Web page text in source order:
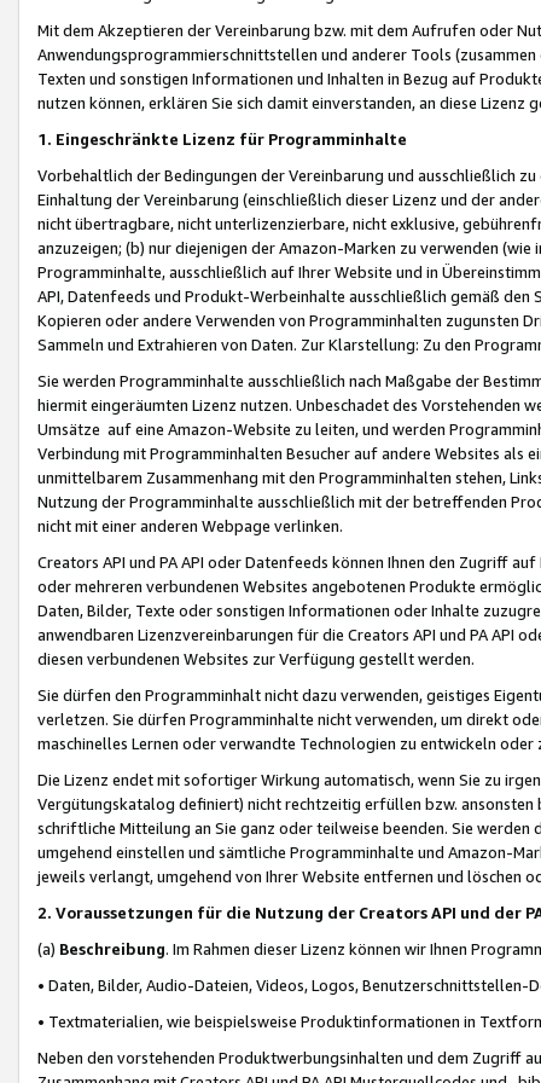
Mit dem Akzeptieren der Vereinbarung bzw. mit dem Aufrufen oder
Anwendungsprogrammierschnittstellen und anderer Tools (zusammen
Texten und sonstigen Informationen und Inhalten in Bezug auf
nutzen können, erklären Sie sich damit einverstanden, an diese Lizenz
1. Eingeschränkte Lizenz für Programminhalte
Vorbehaltlich der Bedingungen der Vereinbarung und ausschließlich
Einhaltung der Vereinbarung (einschließlich dieser Lizenz und der
nicht übertragbare, nicht unterlizenzierbare, nicht exklusive,
anzuzeigen; (b) nur diejenigen der Amazon-Marken zu verwenden
Programminhalte, ausschließlich auf Ihrer Website und in
API, Datenfeeds und Produkt-Werbeinhalte ausschließlich gemäß
Kopieren oder andere Verwenden von Programminhalten zugunsten
Sammeln und Extrahieren von Daten. Zur Klarstellung: Zu den
Sie werden Programminhalte ausschließlich nach Maßgabe der
hiermit eingeräumten Lizenz nutzen. Unbeschadet des Vorstehenden
Umsätze auf eine Amazon-Website zu leiten, und werden
Verbindung mit Programminhalten Besucher auf andere Websites als
unmittelbarem Zusammenhang mit den Programminhalten stehen,
Nutzung der Programminhalte ausschließlich mit der betreffenden
nicht mit einer anderen Webpage verlinken.
Creators API und PA API oder Datenfeeds können Ihnen den Zugriff
oder mehreren verbundenen Websites angebotenen Produkte
Daten, Bilder, Texte oder sonstigen Informationen oder Inhalte
anwendbaren Lizenzvereinbarungen für die Creators API und PA API
diesen verbundenen Websites zur Verfügung gestellt werden.
Sie dürfen den Programminhalt nicht dazu verwenden, geistiges
verletzen. Sie dürfen Programminhalte nicht verwenden, um direkt
maschinelles Lernen oder verwandte Technologien zu entwickeln
Die Lizenz endet mit sofortiger Wirkung automatisch, wenn Sie zu
Vergütungskatalog definiert) nicht rechtzeitig erfüllen bzw. ansonsten
schriftliche Mitteilung an Sie ganz oder teilweise beenden. Sie werden
umgehend einstellen und sämtliche Programminhalte und Amazon-
jeweils verlangt, umgehend von Ihrer Website entfernen und löschen
2. Voraussetzungen für die Nutzung der Creators API und der
(a) Beschreibung. Im Rahmen dieser Lizenz können wir Ihnen
• Daten, Bilder, Audio-Dateien, Videos, Logos, Benutzerschnittstellen-
• Textmaterialien, wie beispielsweise Produktinformationen in
Neben den vorstehenden Produktwerbungsinhalten und dem Zugriff